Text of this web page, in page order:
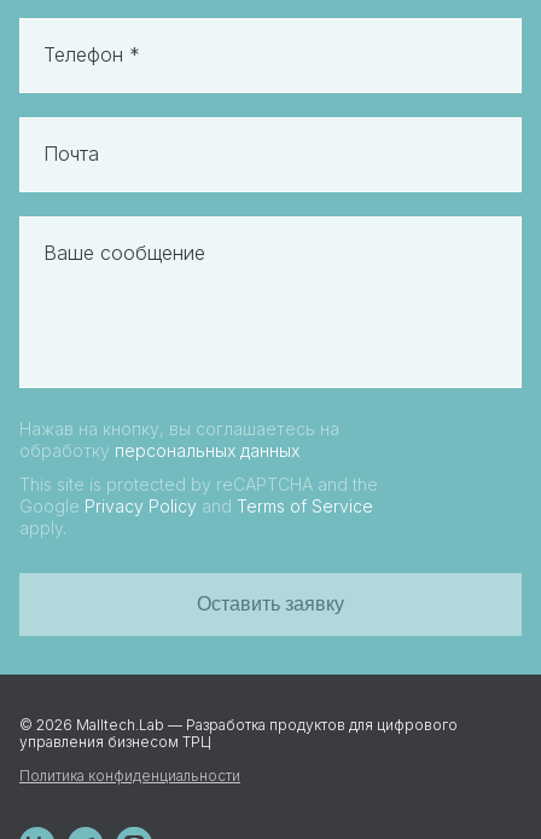
Телефон *
Почта
Ваше сообщение
Нажав на кнопку, вы соглашаетесь на
обработку персональных данных
This site is protected by reCAPTCHA and the
Google Privacy Policy and Terms of Service
apply.
Оставить заявку
© 2026 Malltech.Lab — Разработка продуктов для цифрового
управления бизнесом ТРЦ
Политика конфиденциальности